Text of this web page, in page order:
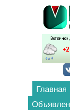
Перейти к
Главная